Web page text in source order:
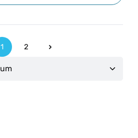
Seite
1
Seite
2